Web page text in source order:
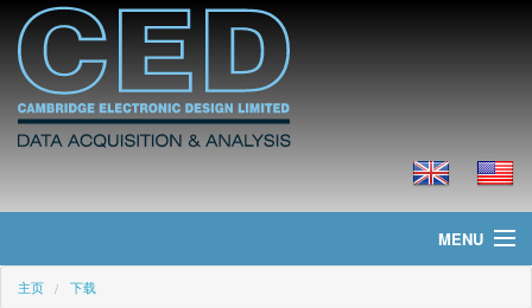
MENU
主页
主页 下载